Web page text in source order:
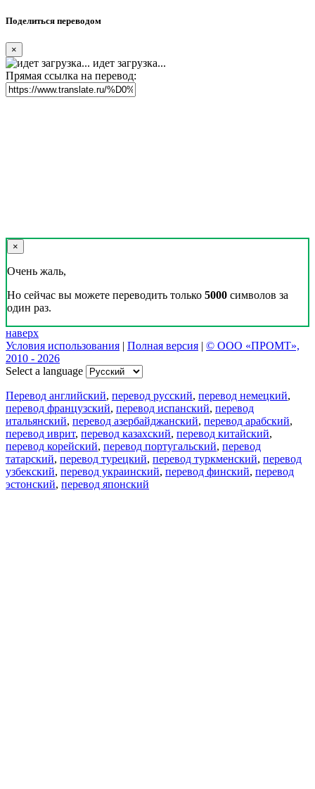
Поделиться переводом
×
идет загрузка...
Прямая ссылка на перевод:
×
Очень жаль,
Но сейчас вы можете переводить только 5000 символов за
один раз.
наверх
Условия использования | Полная версия | © ООО «ПРОМТ»,
2010 - 2026
Select a language
Перевод английский, перевод русский, перевод немецкий,
перевод французский, перевод испанский, перевод
итальянский, перевод азербайджанский, перевод арабский,
перевод иврит, перевод казахский, перевод китайский,
перевод корейский, перевод португальский, перевод
татарский, перевод турецкий, перевод туркменский, перевод
узбекский, перевод украинский, перевод финский, перевод
эстонский, перевод японский